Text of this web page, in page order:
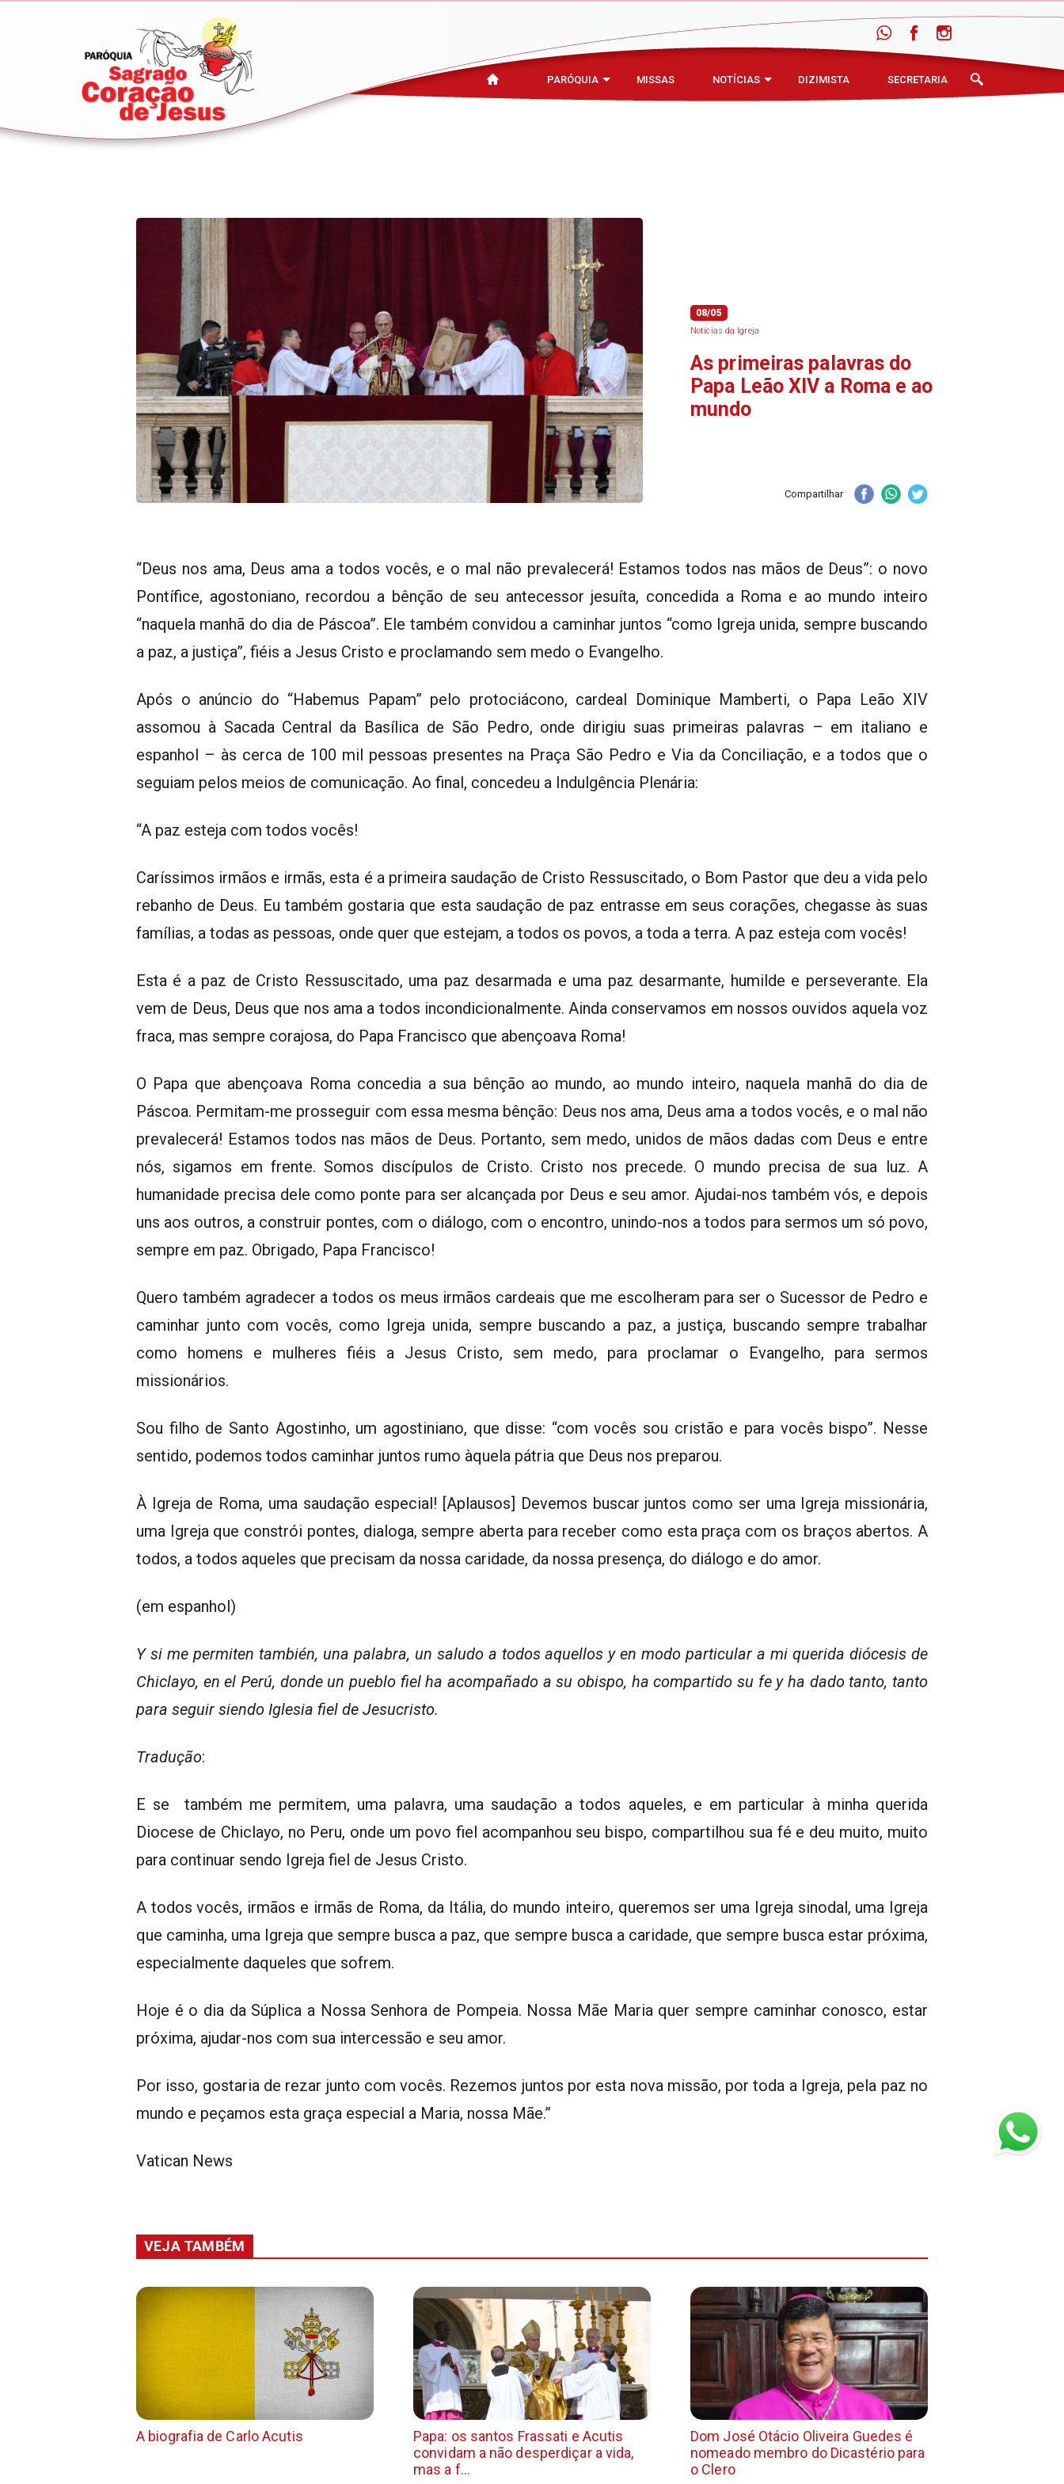
PARÓQUIA MISSAS NOTÍCIAS DIZIMISTA SECRETARIA
08/05
Notícias da Igreja
As primeiras palavras do
Papa Leão XIV a Roma e ao
mundo
Compartilhar
“Deus nos ama, Deus ama a todos vocês, e o mal não prevalecerá! Estamos todos nas mãos de Deus”: o novo
Pontífice, agostoniano, recordou a bênção de seu antecessor jesuíta, concedida a Roma e ao mundo inteiro
“naquela manhã do dia de Páscoa”. Ele também convidou a caminhar juntos “como Igreja unida, sempre buscando
a paz, a justiça”, fiéis a Jesus Cristo e proclamando sem medo o Evangelho.
Após o anúncio do “Habemus Papam” pelo protociácono, cardeal Dominique Mamberti, o Papa Leão XIV
assomou à Sacada Central da Basílica de São Pedro, onde dirigiu suas primeiras palavras – em italiano e
espanhol – às cerca de 100 mil pessoas presentes na Praça São Pedro e Via da Conciliação, e a todos que o
seguiam pelos meios de comunicação. Ao final, concedeu a Indulgência Plenária:
“A paz esteja com todos vocês!
Caríssimos irmãos e irmãs, esta é a primeira saudação de Cristo Ressuscitado, o Bom Pastor que deu a vida pelo
rebanho de Deus. Eu também gostaria que esta saudação de paz entrasse em seus corações, chegasse às suas
famílias, a todas as pessoas, onde quer que estejam, a todos os povos, a toda a terra. A paz esteja com vocês!
Esta é a paz de Cristo Ressuscitado, uma paz desarmada e uma paz desarmante, humilde e perseverante. Ela
vem de Deus, Deus que nos ama a todos incondicionalmente. Ainda conservamos em nossos ouvidos aquela voz
fraca, mas sempre corajosa, do Papa Francisco que abençoava Roma!
O Papa que abençoava Roma concedia a sua bênção ao mundo, ao mundo inteiro, naquela manhã do dia de
Páscoa. Permitam-me prosseguir com essa mesma bênção: Deus nos ama, Deus ama a todos vocês, e o mal não
prevalecerá! Estamos todos nas mãos de Deus. Portanto, sem medo, unidos de mãos dadas com Deus e entre
nós, sigamos em frente. Somos discípulos de Cristo. Cristo nos precede. O mundo precisa de sua luz. A
humanidade precisa dele como ponte para ser alcançada por Deus e seu amor. Ajudai-nos também vós, e depois
uns aos outros, a construir pontes, com o diálogo, com o encontro, unindo-nos a todos para sermos um só povo,
sempre em paz. Obrigado, Papa Francisco!
Quero também agradecer a todos os meus irmãos cardeais que me escolheram para ser o Sucessor de Pedro e
caminhar junto com vocês, como Igreja unida, sempre buscando a paz, a justiça, buscando sempre trabalhar
como homens e mulheres fiéis a Jesus Cristo, sem medo, para proclamar o Evangelho, para sermos
missionários.
Sou filho de Santo Agostinho, um agostiniano, que disse: “com vocês sou cristão e para vocês bispo”. Nesse
sentido, podemos todos caminhar juntos rumo àquela pátria que Deus nos preparou.
À Igreja de Roma, uma saudação especial! [Aplausos] Devemos buscar juntos como ser uma Igreja missionária,
uma Igreja que constrói pontes, dialoga, sempre aberta para receber como esta praça com os braços abertos. A
todos, a todos aqueles que precisam da nossa caridade, da nossa presença, do diálogo e do amor.
(em espanhol)
Y si me permiten también, una palabra, un saludo a todos aquellos y en modo particular a mi querida diócesis de
Chiclayo, en el Perú, donde un pueblo fiel ha acompañado a su obispo, ha compartido su fe y ha dado tanto, tanto
para seguir siendo Iglesia fiel de Jesucristo.
Tradução:
E se também me permitem, uma palavra, uma saudação a todos aqueles, e em particular à minha querida
Diocese de Chiclayo, no Peru, onde um povo fiel acompanhou seu bispo, compartilhou sua fé e deu muito, muito
para continuar sendo Igreja fiel de Jesus Cristo.
A todos vocês, irmãos e irmãs de Roma, da Itália, do mundo inteiro, queremos ser uma Igreja sinodal, uma Igreja
que caminha, uma Igreja que sempre busca a paz, que sempre busca a caridade, que sempre busca estar próxima,
especialmente daqueles que sofrem.
Hoje é o dia da Súplica a Nossa Senhora de Pompeia. Nossa Mãe Maria quer sempre caminhar conosco, estar
próxima, ajudar-nos com sua intercessão e seu amor.
Por isso, gostaria de rezar junto com vocês. Rezemos juntos por esta nova missão, por toda a Igreja, pela paz no
mundo e peçamos esta graça especial a Maria, nossa Mãe.”
Vatican News
VEJA TAMBÉM
A biografia de Carlo Acutis
Papa: os santos Frassati e Acutis
convidam a não desperdiçar a vida,
mas a f...
Dom José Otácio Oliveira Guedes é
nomeado membro do Dicastério para
o Clero